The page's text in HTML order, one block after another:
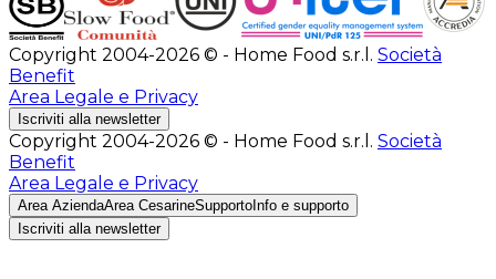
Copyright 2004-2026 © - Home Food s.r.l. Società
Benefit
Area Legale e Privacy
Iscriviti alla newsletter
Copyright 2004-2026 © - Home Food s.r.l. Società
Benefit
Area Legale e Privacy
Area AziendaArea CesarineSupporto Info e supporto
Iscriviti alla newsletter